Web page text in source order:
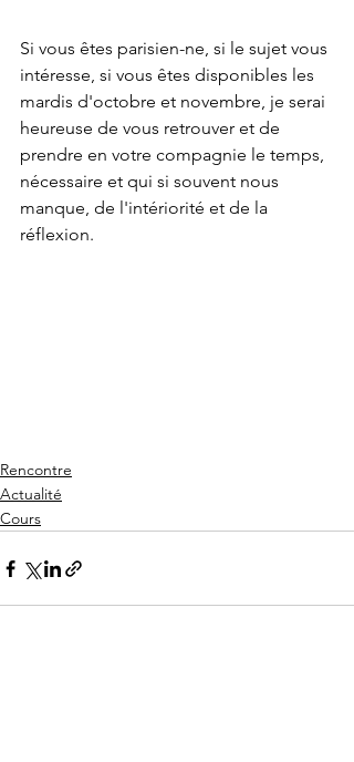
Si vous êtes parisien-ne, si le sujet vous
intéresse, si vous êtes disponibles les
mardis d'octobre et novembre, je serai
heureuse de vous retrouver et de
prendre en votre compagnie le temps,
nécessaire et qui si souvent nous
manque, de l'intériorité et de la
réflexion.
Rencontre
Actualité
Cours